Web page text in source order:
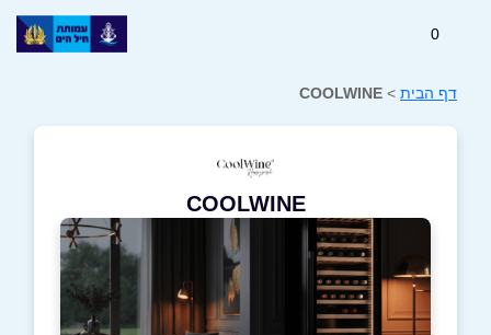
0
דף הבית >
COOLWINE
COOLWINE